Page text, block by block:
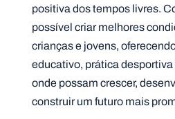
positiva dos tempos livres.
possível criar melhores
crianças e jovens,
educativo, prática
onde possam crescer,
construir um futuro mais